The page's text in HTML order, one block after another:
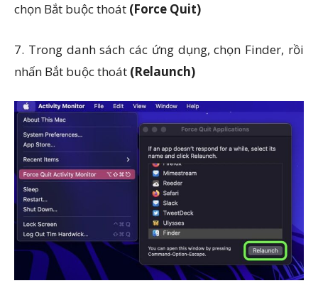
chọn Bắt buộc thoát (Force Quit)
7. Trong danh sách các ứng dụng, chọn Finder, rồi
nhấn Bắt buộc thoát (Relaunch)